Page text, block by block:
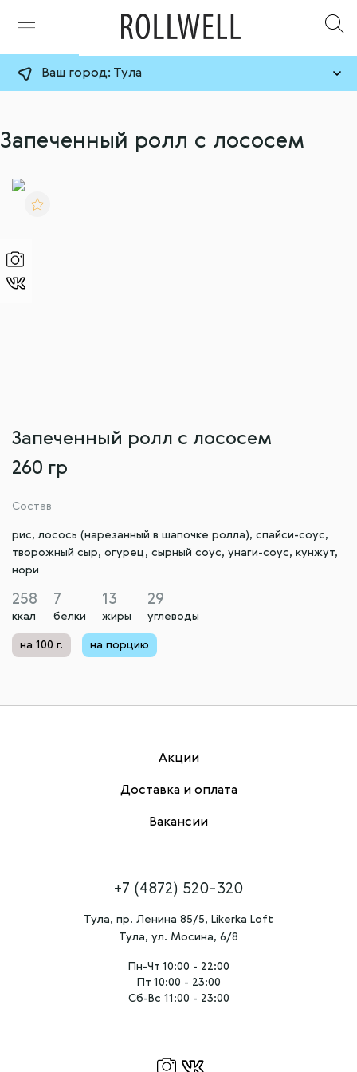
Ваш город: Тула
Запеченный ролл с лососем
Запеченный ролл с лососем
260 гр
Состав
рис, лосось (нарезанный в шапочке ролла), спайси-соус,
творожный сыр, огурец, сырный соус, унаги-соус, кунжут,
нори
258
ккал
7
белки
13
жиры
29
углеводы
на 100 г. на порцию
Акции
Доставка и оплата
Вакансии
+7 (4872) 520-320
Тула, пр. Ленина 85/5, Likerka Loft
Тула, ул. Мосина, 6/8
Пн-Чт 10:00 - 22:00
Пт 10:00 - 23:00
Сб-Вс 11:00 - 23:00